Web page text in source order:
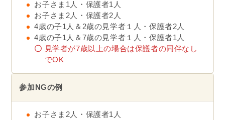
お子さま1人・保護者1人
お子さま2人・保護者2人
4歳の子1人＆2歳の見学者１人・保護者2人
4歳の子1人＆7歳の見学者１人・保護者1人
〇 見学者が7歳以上の場合は保護者の同伴なし
でOK
参加NGの例
お子さま2人・保護者1人